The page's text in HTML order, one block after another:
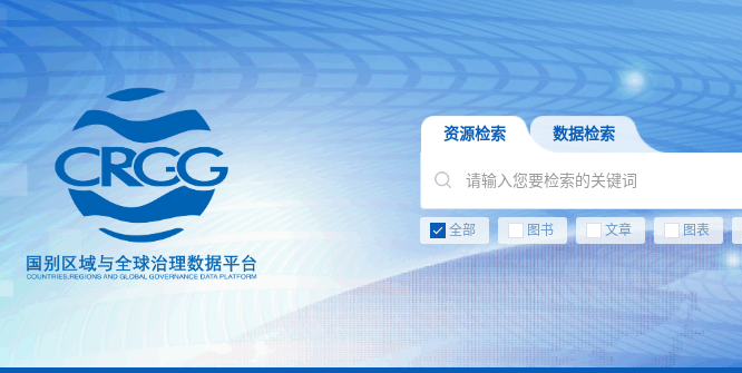
资源检索 数据检索
全部 图书 文章 图表